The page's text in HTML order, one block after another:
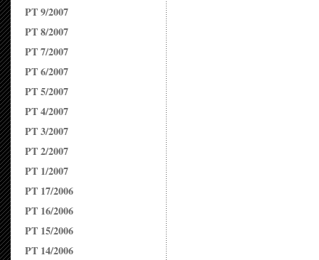
PT 9/2007
PT 8/2007
PT 7/2007
PT 6/2007
PT 5/2007
PT 4/2007
PT 3/2007
PT 2/2007
PT 1/2007
PT 17/2006
PT 16/2006
PT 15/2006
PT 14/2006